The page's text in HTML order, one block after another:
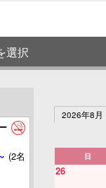
選択
(2名
2026年8月
日
26